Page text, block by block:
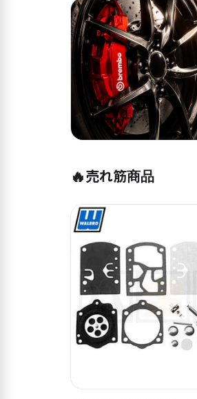
🔥売れ筋商品